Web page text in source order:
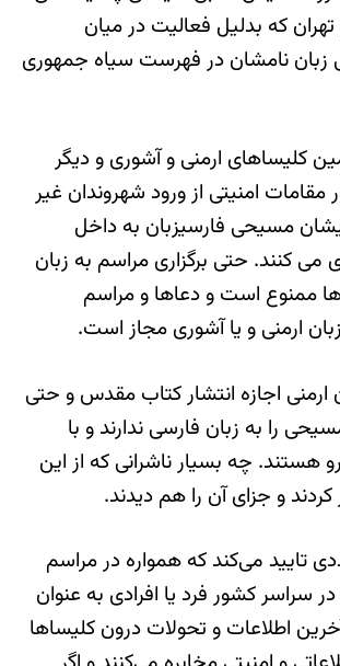
که بدلیل فعالیت در میان
نامشان در فهرست سیاه جمهوری
کلیساهای ارمنی و آشوری و دیگر
مقامات امنیتی از ورود شهروندان غیر
مسیحی و یا نوکیشان مسیحی فارسی‎زبان به داخل
می کنند. حتی برگزاری مراسم به زبان
ممنوع است و دعاها و مراسم
ارمنی و یا آشوری مجاز است.
اجازه انتشار کتاب‌ مقدس و حتی
را به زبان فارسی ندارند و با
هستند. چه بسیار ناشرانی که از این
و جزای آن را هم دیدند.
تایید می‌کند که همواره در مراسم
سراسر کشور فرد یا افرادی به عنوان
اطلاعات و تحولات درون کلیساها